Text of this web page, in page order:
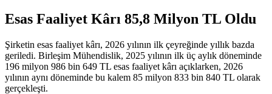
Esas Faaliyet Kârı 85,8 Milyon TL Oldu
Şirketin esas faaliyet kârı, 2026 yılının ilk çeyreğinde yıllık bazda
geriledi. Birleşim Mühendislik, 2025 yılının ilk üç aylık döneminde
196 milyon 986 bin 649 TL esas faaliyet kârı açıklarken, 2026
yılının aynı döneminde bu kalem 85 milyon 833 bin 840 TL olarak
gerçekleşti.